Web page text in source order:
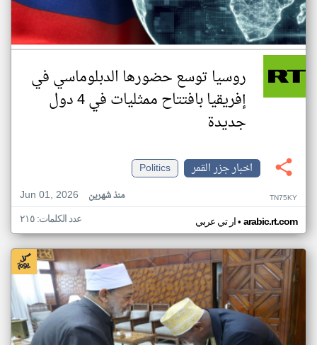
روسيا توسع حضورها الدبلوماسي في
إفريقيا بافتتاح ممثليات في 4 دول
جديدة
اخبار جزر القمر
Politics
Jun 01, 2026
منذ شهرين TN75KY
ار تي عربي• arabic.rt.com عدد الكلمات: ٢١٥